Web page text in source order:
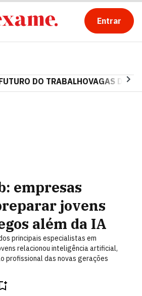
Entrar
DO TRABALHOVAGAS DE
empresas
jovens
além da IA
principais especialistas em
relacionou inteligência artificial,
profissional das novas gerações